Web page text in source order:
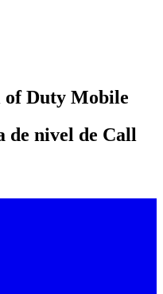
of Duty Mobile
de nivel de Call